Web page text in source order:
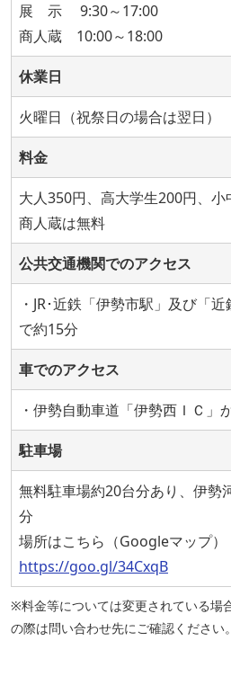
展 示 9:30～17:00
商人蔵 10:00～18:00
休業日
火曜日（祝祭日の場合は翌日）
料金
大人350円、高大学生200円、小
商人蔵は無料
公共交通機関でのアクセス
・JR･近鉄「伊勢市駅」及び「
で約15分
車でのアクセス
・伊勢自動車道「伊勢西ＩＣ」
駐車場
無料駐車場約20台分あり、伊勢
分
場所はこちら（Googleマップ）
https://goo.gl/34CxqB
※料金等については変更されている場
の際は問い合わせ先にご確認ください。